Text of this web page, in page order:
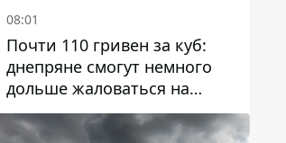
08:01
Почти 110 гривен за куб:
днепряне смогут немного
дольше жаловаться на
запланированные тарифы
на воду на 2027 год